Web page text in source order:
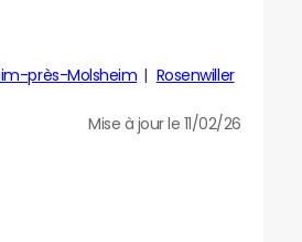
près-Molsheim Rosenwiller
Mise à jour le 11/02/26